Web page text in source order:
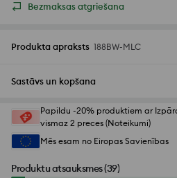
Bezmaksas atgriešana
Produkta apraksts 188BW-MLC
Sastāvs un kopšana
Papildu -20% produktiem ar
vismaz 2 preces (Noteikumi)
Mēs esam no Eiropas Savienības
Produktu atsauksmes(39)